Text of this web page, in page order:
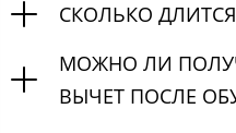
СКОЛЬКО
МОЖНО ЛИ
ВЫЧЕТ ПОСЛЕ